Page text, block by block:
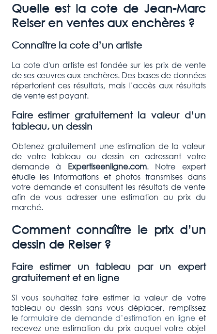
Quelle est la cote de Jean-Marc
Reiser en ventes aux enchères?
Connaître la cote d’un artiste
La cote d'un artiste est fondée sur les prix de vente
de ses œuvres aux enchères. Des bases de données
répertorient ces résultats, mais l’accès aux résultats
de vente est payant.
Faire estimer gratuitement la valeur d’un
tableau, un dessin
Obtenez gratuitement une estimation de la valeur
de votre tableau ou dessin en adressant votre
demande à Expertiseenligne.com. Notre expert
étudie les informations et photos transmises dans
votre demande et consultent les résultats de vente
afin de vous adresser une estimation au prix du
marché.
Comment connaître le prix d’un
dessin de Reiser ?
Faire estimer un tableau par un expert
gratuitement et en ligne
Si vous souhaitez faire estimer la valeur de votre
tableau ou dessin sans vous déplacer, remplissez
leformulaire de demande d’estimation en ligne et
recevez une estimation du prix auquel votre objet